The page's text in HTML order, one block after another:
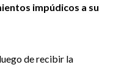
impúdicos a su
de recibir la